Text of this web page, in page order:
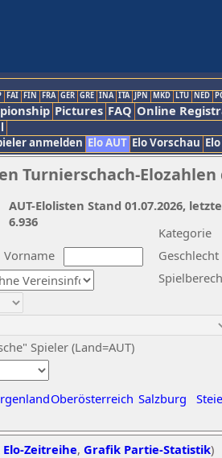
FAI FIN FRA GER GRE INA ITA JPN MKD LTU NED
Pictures FAQ Online
anmelden Elo AUT Elo Vorschau
Turnierschach-Elozahlen
Vorname
Kategorie
Geschlecht
Spieler (Land=AUT)
Oberösterreich Salzburg
AUT-Elolisten Stand 01.07.2026,
6.936
Zeitreihe, Grafik Partie-Statistik)